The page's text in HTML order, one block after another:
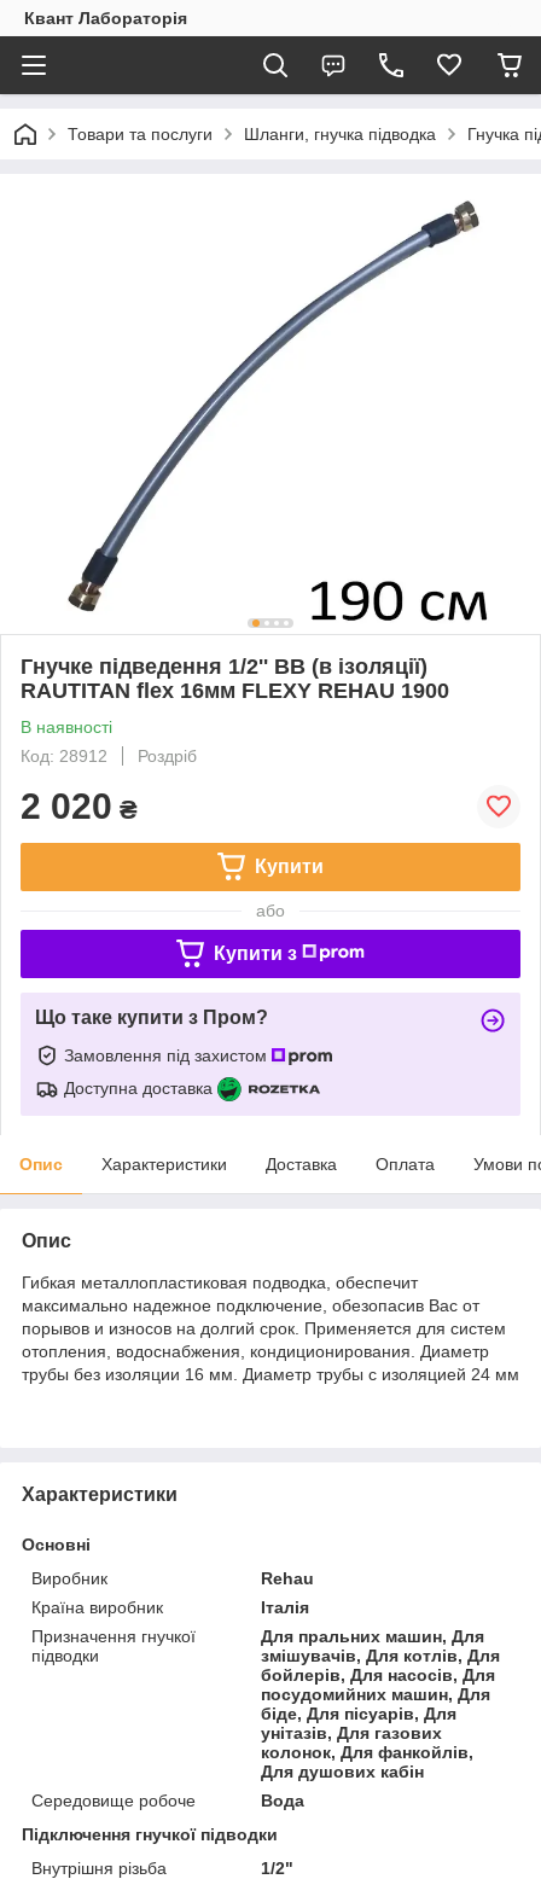
Квант Лабораторія
Товари та послуги Шланги, гнучка підводка Гнучка
Гнучке підведення 1/2'' ВВ (в ізоляції)
RAUTITAN flex 16мм FLEXY REHAU 1900
В наявності
Код: 28912
Роздріб
2 020 ₴
Купити
або
Купити з
Що таке купити з Пром?
Замовлення під захистом
Доступна доставка
Опис Характеристики Доставка Оплата Умови
Опис
Гибкая металлопластиковая подводка, обеспечит
максимально надежное подключение, обезопасив Вас от
порывов и износов на долгий срок. Применяется для систем
отопления, водоснабжения, кондиционирования. Диаметр
трубы без изоляции 16 мм. Диаметр трубы с изоляцией 24 мм
Характеристики
Основні
Виробник
Rehau
Країна виробник
Італія
Призначення гнучкої
підводки
Для пральних машин, Для
змішувачів, Для котлів, Для
бойлерів, Для насосів, Для
посудомийних машин, Для
біде, Для пісуарів, Для
унітазів, Для газових
колонок, Для фанкойлів,
Для душових кабін
Середовище робоче
Вода
Підключення гнучкої підводки
Внутрішня різьба
1/2"